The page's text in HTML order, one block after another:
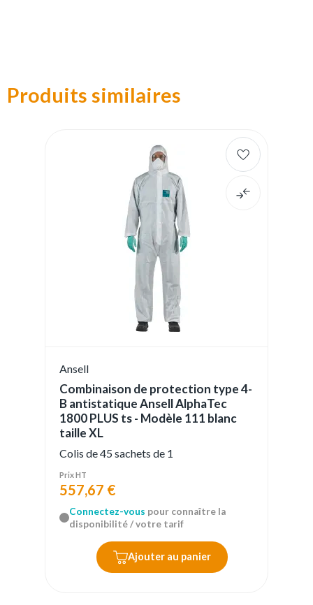
Produits similaires
Ansell
Combinaison de protection type 4-
B antistatique Ansell AlphaTec
1800 PLUS ts - Modèle 111 blanc
taille XL
Colis de 45 sachets de 1
Prix HT
557,67 €
Connectez-vous pour connaître la
disponibilité / votre tarif
Ajouter au panier